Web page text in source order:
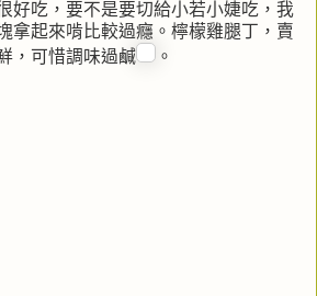
好吃，要不是要切給小若小婕吃，我
拿起來啃比較過癮。檸檬雞腿丁，賣
，可惜調味過鹹
。